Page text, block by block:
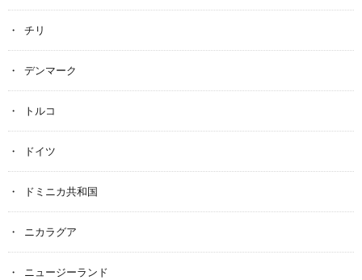
チリ
デンマーク
トルコ
ドイツ
ドミニカ共和国
ニカラグア
ニュージーランド